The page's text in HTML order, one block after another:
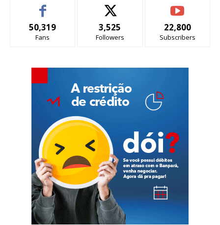
50,319
Fans
3,525
Followers
22,800
Subscribers